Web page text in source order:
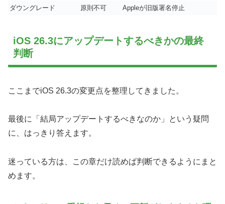
ダウングレード
原則不可 Appleが旧版署名停止
iOS 26.3にアップデートするべきかの最終
判断
ここまでiOS 26.3の変更点を整理してきました。
最後に「結局アップデートするべきなのか」という疑問
に、はっきり答えます。
迷っている方は、この章だけ読めば判断できるようにまと
めます。